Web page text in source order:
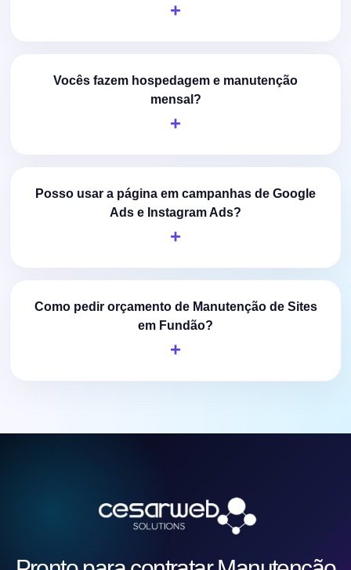
Vocês fazem hospedagem e manutenção
mensal?
Posso usar a página em campanhas de Google
Ads e Instagram Ads?
Como pedir orçamento de Manutenção de Sites
em Fundão?